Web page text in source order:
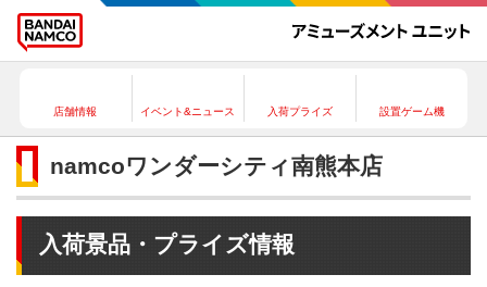
店舗情報 イベント&ニュース 入荷プライズ 設置ゲーム機
namcoワンダーシティ南熊本店
入荷景品・プライズ情報